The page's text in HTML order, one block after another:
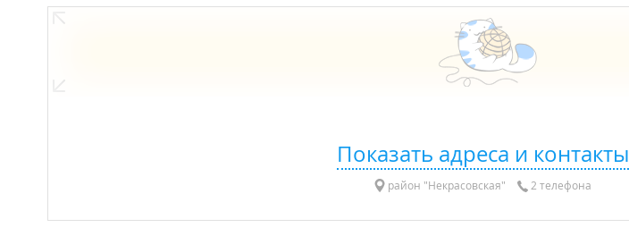
Показать адреса и контакты
район "Некрасовская" 2 телефона